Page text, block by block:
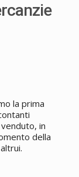
la prima
in
della